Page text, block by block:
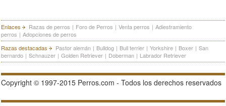
Enlaces Razas de perros | Foro de Perros | Venta perros | Adiestramiento
perros | Adopciones de perros
Razas destacadas
Pastor alemán | Bulldog | Bull terrier | Yorkshire | Boxer | San
bernardo | Schnauzer | Golden Retriever | Doberman | Labrador Retriever
Copyright © 1997-2015 Perros.com - Todos los derechos reservados